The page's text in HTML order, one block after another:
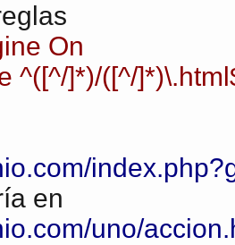
On
^([^/]*)/([^/
en
uno/